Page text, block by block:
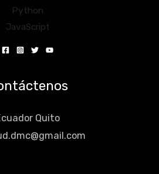
Python
JavaScript
Quito